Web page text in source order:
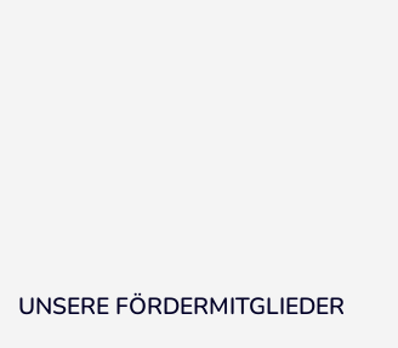
UNSERE FÖRDERMITGLIEDER